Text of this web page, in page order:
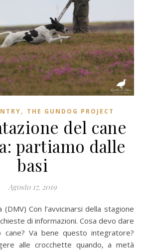
, THE GUNDOG PROJECT
del cane
partiamo dalle
basi
Agosto 17, 2019
di informazioni. Cosa devo dare
cane? Va bene questo integratore?
alle crocchette quando, a metà